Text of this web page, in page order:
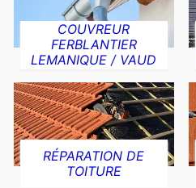
COUVREUR
FERBLANTIER
LEMANIQUE / VAUD
RÉPARATION DE
TOITURE